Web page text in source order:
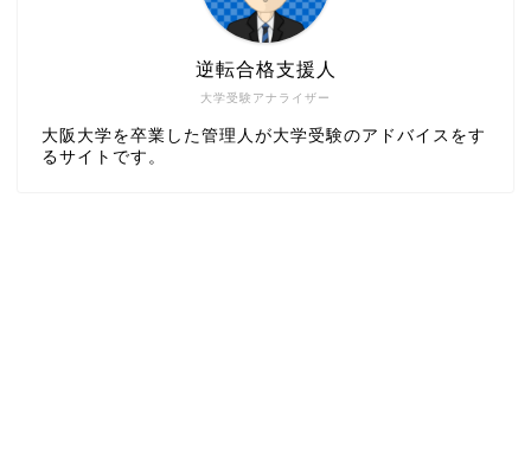
大学受験アナライザー
逆転合格支援人
大阪大学を卒業した管理人が大学受験のアドバイスをす
るサイトです。